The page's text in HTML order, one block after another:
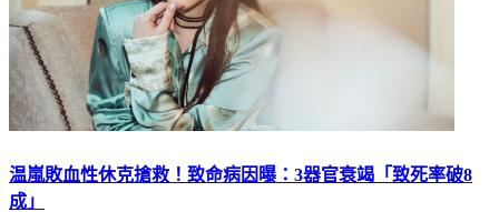
温嵐敗血性休克搶救！致命病因曝：3器官衰竭「致死率破8
成」